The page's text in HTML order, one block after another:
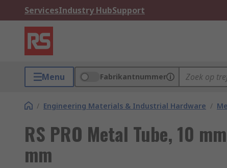
ServicesIndustry HubSupport
Menu Fabrikantnummer
/ Engineering Materials & Industrial Hardware /
RS PRO Metal Tube, 10
mm